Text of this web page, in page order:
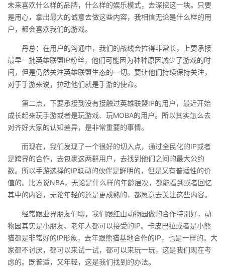
未来喜欢什么样的品牌，什么样的娱乐模式，去深挖这一块。只要
是用心，拿出最大的诚意去做这些内容，我相信无论是什么样的用
户，都会喜欢我们的游戏。
丹总：在用户的沟通中，我们的战线会拉得非常长，上要承接
最早一批英雄联盟IP粉丝，他们可能因为种种原因减少了游戏的时
间，但是仍然关注英雄联盟生态的一切。要让他们持续保持关注，
对于手游来说，拉动他们就是手游的使命。
第二点，下要承接到没有接触过英雄联盟IP的用户，最近开始
成长起来玩手游或者是玩游戏、玩MOBA的用户。所以其实怎么去
对齐好大家的认知差异，是非常重要的事情。
而现在，我们发现了一个很好的切入点，通过全民化的IP或者
是跨界的合作，去包裹这两群用户，去找到他们之间的最大公约
数。所以手游选择的IP联动的伙伴是鲜明的，但是又有普适性的价
值的。比方说NBA，无论是什么样的年龄层次，都能看到或者回忆
其中的内容，无论年轻的还是更成熟的，都愿意去关注这些内容。
经常跟业界朋友们聊，我们跟红山动物园做的合作特别好，动
物园其实是小朋友、老年人都可以接受的IP。卡皮巴拉或者是小熊
猫都是非常好的IP形象，去年跟熊猫基地合作的IP，也是一样的。大
家都不讨厌，都可以来试一试，都可以来玩一玩，这是我们现在考
虑的。既普适，又年轻，这是我们找到的办法。